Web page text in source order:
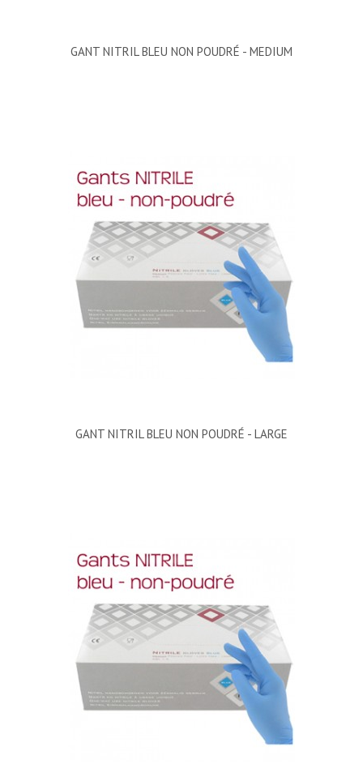
GANT NITRIL BLEU NON POUDRÉ - MEDIUM
GANT NITRIL BLEU NON POUDRÉ - LARGE